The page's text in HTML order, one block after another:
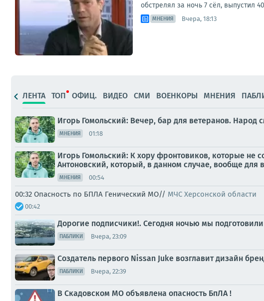
обстрелял за ночь 7 сёл, выпустил
МНЕНИЯ Вчера, 18:13
ЛЕНТА ТОП ОФИЦ. ВИДЕО СМИ ВОЕНКОРЫ МНЕНИЯ
Игорь Гомольский: Вечер, бар для ветеранов.
МНЕНИЯ 01:18
Игорь Гомольский: К хору фронтовиков, которые
Антоновский, который, в данном случае, вообще для
МНЕНИЯ 00:54
00:32 Опасность по БПЛА Генический МО// МЧС Херсонской области
00:42
Дорогие подписчики!. Сегодня ночью мы
ПАБЛИКИ Вчера, 23:09
Создатель первого Nissan Juke возглавит дизайн
ПАБЛИКИ Вчера, 22:39
В Скадовском МО объявлена опасность БпЛА !